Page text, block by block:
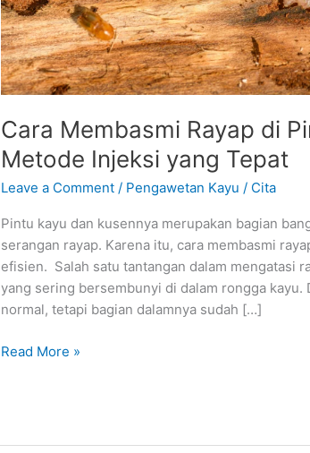
Cara Membasmi Rayap di
Metode Injeksi yang Tepat
Leave a Comment / Pengawetan Kayu / Cita
Pintu kayu dan kusennya merupakan bagian
serangan rayap. Karena itu, cara membasmi
efisien. Salah satu tantangan dalam mengatasi
yang sering bersembunyi di dalam rongga
normal, tetapi bagian dalamnya sudah […]
Injeksi
yang
Tepat
Read More »